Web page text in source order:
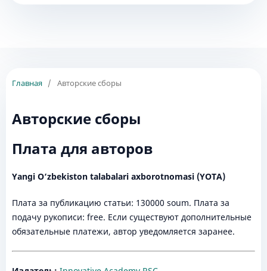
Главная / Авторские сборы
Авторские сборы
Плата для авторов
Yangi O‘zbekiston talabalari axborotnomasi (YOTA)
Плата за публикацию статьи: 130000 soum. Плата за
подачу рукописи: free. Если существуют дополнительные
обязательные платежи, автор уведомляется заранее.